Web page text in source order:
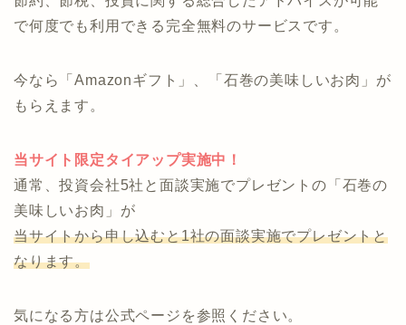
で何度でも利用できる完全無料のサービスです。
今なら「Amazonギフト」、「石巻の美味しいお肉」が
もらえます。
当サイト限定タイアップ実施中！
通常、投資会社5社と面談実施でプレゼントの「石巻の
美味しいお肉」が
当サイトから申し込むと1社の面談実施でプレゼントと
なります。
気になる方は公式ページを参照ください。